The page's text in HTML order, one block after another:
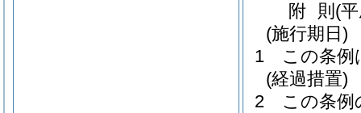
附 則 (
(施行期日)
1
この条例
(経過措置)
2
この条例